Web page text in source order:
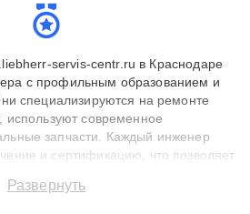
servis-centr.ru в Краснодаре
с профильным образованием и
специализируются на ремонте
используют современное
запчасти. Каждый инженер
и сертификацию, что позволяет
до 3 лет. Наши мастера
Развернуть